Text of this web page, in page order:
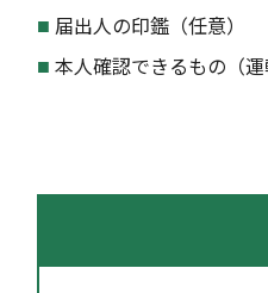
届出人の印鑑（任意）
本人確認できるもの（